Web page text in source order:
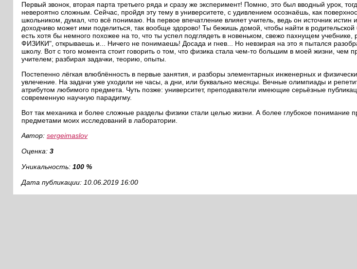
Первый звонок, вторая парта третьего ряда и сразу же эксперимент! Помню, это был вводный урок,
невероятно сложным. Сейчас, пройдя эту тему в университете, с удивлением осознаёшь, как
школьником, думал, что всё понимаю. На первое впечатление влияет учитель, ведь он источник
доходчиво может ими поделиться, так вообще здорово! Ты бежишь домой, чтобы найти в родительской
есть хотя бы немного похожее на то, что ты успел подглядеть в новеньком, свежо пахнущем
ФИЗИКИ", открываешь и... Ничего не понимаешь! Досада и гнев... Но невзирая на это я пытался
школу. Вот с того момента стоит говорить о том, что физика стала чем-то большим в моей жизни, чем
учителем; разбирая задачки, теорию, опыты.
Постепенно лёгкая влюблённость в первые занятия, и разборы элементарных инженерных и
увлечение. На задачи уже уходили не часы, а дни, или буквально месяцы. Вечные олимпиады и
атрибутом любимого предмета. Чуть позже: университет, преподаватели имеющие серьёзные
современную научную парадигму.
Вот так механика и более сложные разделы физики стали целью жизни. А более глубокое
предметами моих исследований в лаборатории.
Автор: sergeimaslov
Оценка: 3
Уникальность: 100 %
Дата публикации: 10.06.2019 16:00